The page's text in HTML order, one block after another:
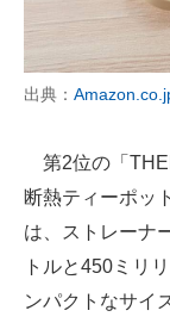
出典：
第2位の「
断熱ティーポッ
は、ストレーナ
トルと450ミリ
ンパクトなサイ